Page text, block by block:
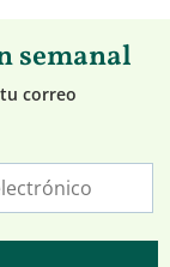
semanal
correo